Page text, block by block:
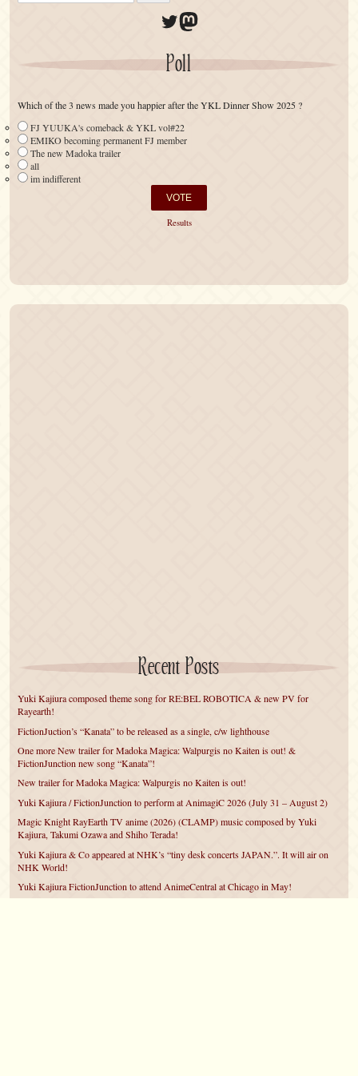
Twitter
Mastodon
Poll
Which of the 3 news made you happier after the YKL Dinner Show 2025 ?
FJ YUUKA's comeback & YKL vol#22
EMIKO becoming permanent FJ member
The new Madoka trailer
all
im indifferent
Results
Recent Posts
Yuki Kajiura composed theme song for RE:BEL ROBOTICA & new PV for
Rayearth!
FictionJuction’s “Kanata” to be released as a single, c/w lighthouse
One more New trailer for Madoka Magica: Walpurgis no Kaiten is out! &
FictionJunction new song “Kanata”!
New trailer for Madoka Magica: Walpurgis no Kaiten is out!
Yuki Kajiura / FictionJunction to perform at AnimagiC 2026 (July 31 – August 2)
Magic Knight RayEarth TV anime (2026) (CLAMP) music composed by Yuki
Kajiura, Takumi Ozawa and Shiho Terada!
Yuki Kajiura & Co appeared at NHK’s “tiny desk concerts JAPAN.”. It will air on
NHK World!
Yuki Kajiura FictionJunction to attend AnimeCentral at Chicago in May!